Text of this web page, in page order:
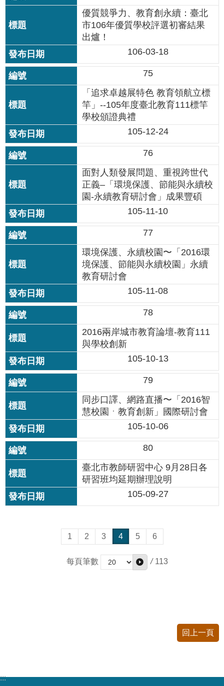
站
料
放
宣
告
優質競爭力、教育創永續：臺北
市106年優質學校評選初審結果
出爐！
106-03-18
75
「追求卓越展特色 教育領航立標
竿」--105年度臺北教育111標竿
學校頒證典禮
105-12-24
76
面對人類發展問題、重視跨世代
正義–「環境保護、節能與永續校
園-永續教育研討會」成果豐碩
105-11-10
77
環境保護、永續校園〜「2016環
境保護、節能與永續校園」永續
教育研討會
105-11-08
78
2016兩岸城市教育論壇-教育111
與學校創新
105-10-13
79
同步口譯、網路直播〜「2016智
慧校園ㆍ教育創新」國際研討會
105-10-06
80
臺北市教師研習中心 9月28日各
研習班均延期辦理說明
105-09-27
1 2 3 4 5 6
每頁筆數 / 113
回上一頁
:::